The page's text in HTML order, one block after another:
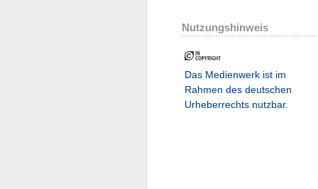
Nutzungshinweis
Das Medienwerk ist im
Rahmen des deutschen
Urheberrechts nutzbar.